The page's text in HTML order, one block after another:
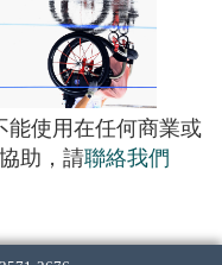
能使用在任何商業或
助，請聯絡我們